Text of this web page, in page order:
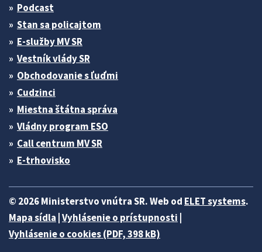
Podcast
Stan sa policajtom
E-služby MV SR
Vestník vlády SR
Obchodovanie s ľuďmi
Cudzinci
Miestna štátna správa
Vládny program ESO
Call centrum MV SR
E-trhovisko
© 2026 Ministerstvo vnútra SR. Web od ELET systems.
Mapa sídla |Vyhlásenie o prístupnosti |
Vyhlásenie o cookies (PDF, 398 kB)